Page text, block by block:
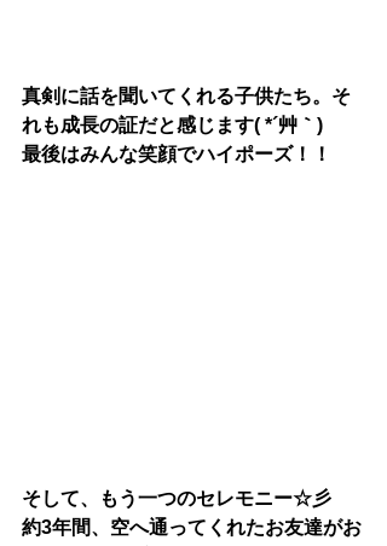
真剣に話を聞いてくれる子供たち。そ
れも成長の証だと感じます( *´艸｀)
最後はみんな笑顔でハイポーズ！！
そして、もう一つのセレモニー☆彡
約3年間、空へ通ってくれたお友達がお